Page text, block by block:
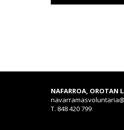
NAFARROA, OROTAN
T. 848 420 799